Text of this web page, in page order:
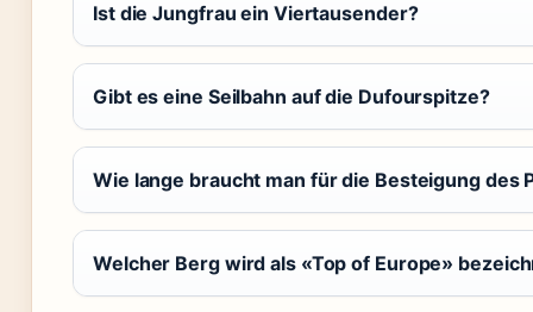
Ist die Jungfrau ein Viertausender?
Gibt es eine Seilbahn auf die Dufourspitze?
Wie lange braucht man für die Besteigung des
Welcher Berg wird als «Top of Europe»